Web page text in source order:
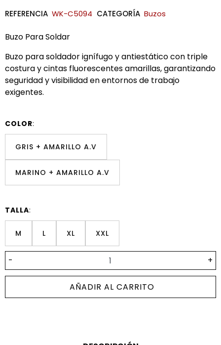
REFERENCIA WK-C5094 CATEGORÍA Buzos
Buzo Para Soldar
Buzo para soldador ignífugo y antiestático con triple
costura y cintas fluorescentes amarillas, garantizando
seguridad y visibilidad en entornos de trabajo
exigentes.
COLOR:
GRIS + AMARILLO A.V
MARINO + AMARILLO A.V
TALLA:
M L XL XXL
- +
AÑADIR AL CARRITO